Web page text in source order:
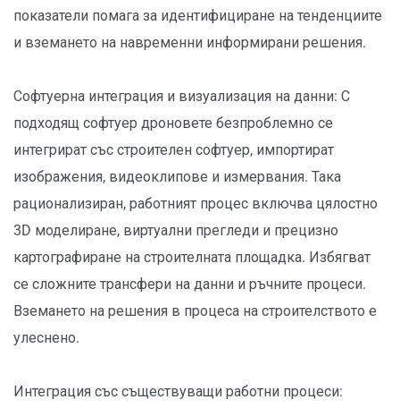
показатели помага за идентифициране на тенденциите
и вземането на навременни информирани решения.
Софтуерна интеграция и визуализация на данни: С
подходящ софтуер дроновете безпроблемно се
интегрират със строителен софтуер, импортират
изображения, видеоклипове и измервания. Така
рационализиран, работният процес включва цялостно
3D моделиране, виртуални прегледи и прецизно
картографиране на строителната площадка. Избягват
се сложните трансфери на данни и ръчните процеси.
Вземането на решения в процеса на строителството е
улеснено.
Интеграция със съществуващи работни процеси: